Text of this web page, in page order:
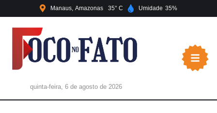
Manaus Amazonas 35 Umidade 35
quinta-feira, 6 de agosto de 2026